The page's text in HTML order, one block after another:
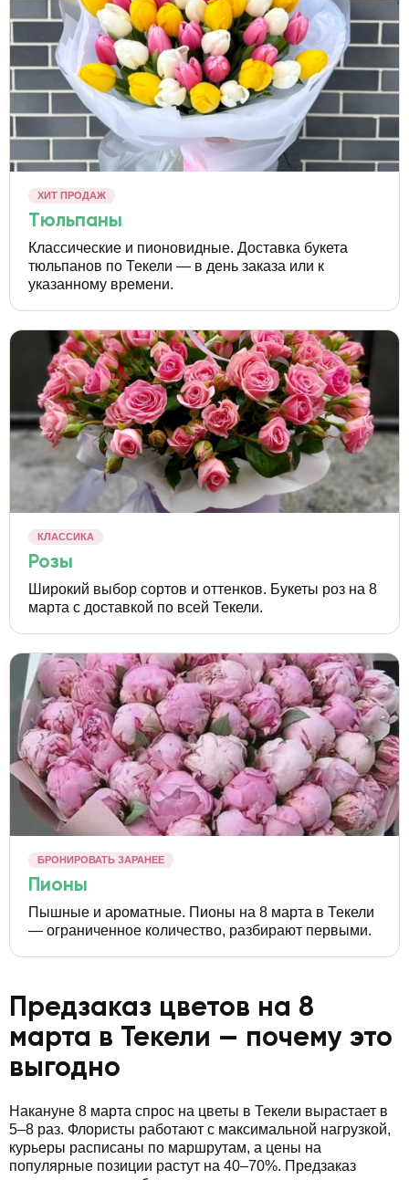
ХИТ ПРОДАЖ
Тюльпаны
Классические и пионовидные. Доставка букета
тюльпанов по Текели — в день заказа или к
указанному времени.
КЛАССИКА
Розы
Широкий выбор сортов и оттенков. Букеты роз на 8
марта с доставкой по всей Текели.
БРОНИРОВАТЬ ЗАРАНЕЕ
Пионы
Пышные и ароматные. Пионы на 8 марта в Текели
— ограниченное количество, разбирают первыми.
Предзаказ цветов на 8
марта в Текели — почему это
выгодно
Накануне 8 марта спрос на цветы в Текели вырастает в
5–8 раз. Флористы работают с максимальной нагрузкой,
курьеры расписаны по маршрутам, а цены на
популярные позиции растут на 40–70%. Предзаказ